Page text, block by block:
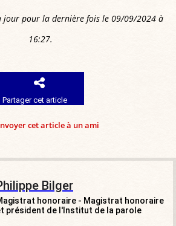
jour pour la dernière fois le 09/09/2024 à
16:27.
Partager cet article
cet article à un ami
Bilger
honoraire - Magistrat honoraire
président de l'Institut de la parole